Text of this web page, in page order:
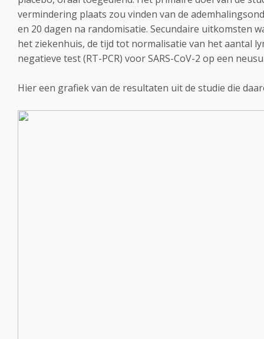
vermindering plaats zou vinden van de
en 20 dagen na randomisatie. Secundaire uitkomsten
het ziekenhuis, de tijd tot normalisatie van het aantal
negatieve test (RT-PCR) voor SARS-CoV-2 op een
Hier een grafiek van de resultaten uit de studie die